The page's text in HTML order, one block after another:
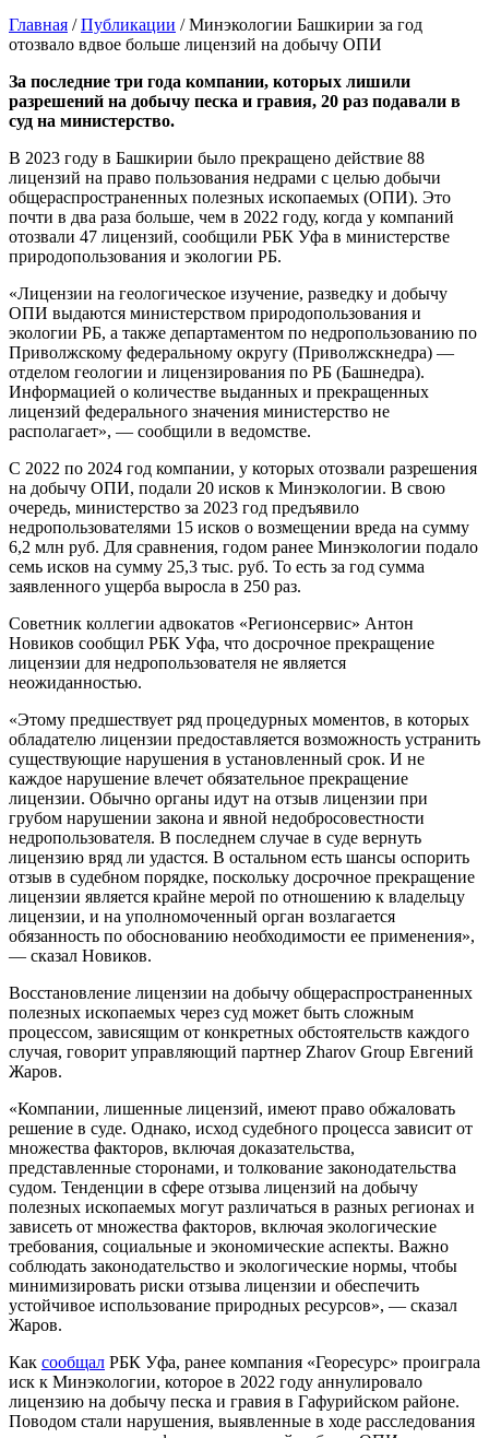
Главная /Публикации /Минэкологии Башкирии за год
отозвало вдвое больше лицензий на добычу ОПИ
За последние три года компании, которых лишили
разрешений на добычу песка и гравия, 20 раз подавали в
суд на министерство.
В 2023 году в Башкирии было прекращено действие 88
лицензий на право пользования недрами с целью добычи
общераспространенных полезных ископаемых (ОПИ). Это
почти в два раза больше, чем в 2022 году, когда у компаний
отозвали 47 лицензий, сообщили РБК Уфа в министерстве
природопользования и экологии РБ.
«Лицензии на геологическое изучение, разведку и добычу
ОПИ выдаются министерством природопользования и
экологии РБ, а также департаментом по недропользованию по
Приволжскому федеральному округу (Приволжскнедра) —
отделом геологии и лицензирования по РБ (Башнедра).
Информацией о количестве выданных и прекращенных
лицензий федерального значения министерство не
располагает», — сообщили в ведомстве.
С 2022 по 2024 год компании, у которых отозвали разрешения
на добычу ОПИ, подали 20 исков к Минэкологии. В свою
очередь, министерство за 2023 год предъявило
недропользователями 15 исков о возмещении вреда на сумму
6,2 млн руб. Для сравнения, годом ранее Минэкологии подало
семь исков на сумму 25,3 тыс. руб. То есть за год сумма
заявленного ущерба выросла в 250 раз.
Советник коллегии адвокатов «Регионсервис» Антон
Новиков сообщил РБК Уфа, что досрочное прекращение
лицензии для недропользователя не является
неожиданностью.
«Этому предшествует ряд процедурных моментов, в которых
обладателю лицензии предоставляется возможность устранить
существующие нарушения в установленный срок. И не
каждое нарушение влечет обязательное прекращение
лицензии. Обычно органы идут на отзыв лицензии при
грубом нарушении закона и явной недобросовестности
недропользователя. В последнем случае в суде вернуть
лицензию вряд ли удастся. В остальном есть шансы оспорить
отзыв в судебном порядке, поскольку досрочное прекращение
лицензии является крайне мерой по отношению к владельцу
лицензии, и на уполномоченный орган возлагается
обязанность по обоснованию необходимости ее применения»,
— сказал Новиков.
Восстановление лицензии на добычу общераспространенных
полезных ископаемых через суд может быть сложным
процессом, зависящим от конкретных обстоятельств каждого
случая, говорит управляющий партнер Zharov Group Евгений
Жаров.
«Компании, лишенные лицензий, имеют право обжаловать
решение в суде. Однако, исход судебного процесса зависит от
множества факторов, включая доказательства,
представленные сторонами, и толкование законодательства
судом. Тенденции в сфере отзыва лицензий на добычу
полезных ископаемых могут различаться в разных регионах и
зависеть от множества факторов, включая экологические
требования, социальные и экономические аспекты. Важно
соблюдать законодательство и экологические нормы, чтобы
минимизировать риски отзыва лицензии и обеспечить
устойчивое использование природных ресурсов», — сказал
Жаров.
Как сообщал РБК Уфа, ранее компания «Георесурс» проиграла
иск к Минэкологии, которое в 2022 году аннулировало
лицензию на добычу песка и гравия в Гафурийском районе.
Поводом стали нарушения, выявленные в ходе расследования